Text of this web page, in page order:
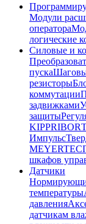
Модули
оператора
логические
Силовые и
пуска
резисторы
коммутации
задвижками
защиты
KIPPRIBOR
Импульс
MEYERTEC
шкафов
Датчики
температуры
давления
датчикам